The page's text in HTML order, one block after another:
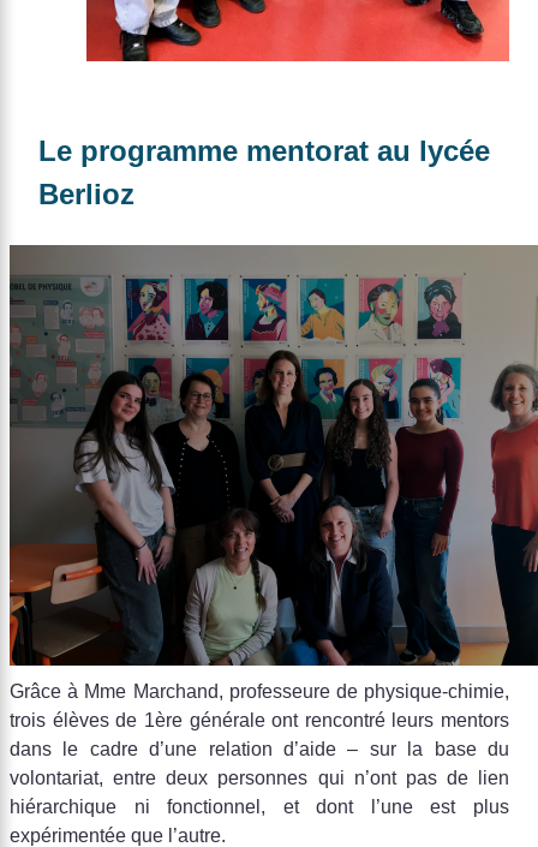
Le programme mentorat au lycée
Berlioz
Grâce à Mme Marchand, professeure de physique-chimie,
trois élèves de 1ère générale ont rencontré leurs mentors
dans le cadre d’une relation d’aide – sur la base du
volontariat, entre deux personnes qui n’ont pas de lien
hiérarchique ni fonctionnel, et dont l’une est plus
expérimentée que l’autre.